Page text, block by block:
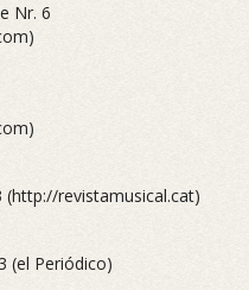
Nr. 6
(http://revistamusical.cat)
(el Periódico)